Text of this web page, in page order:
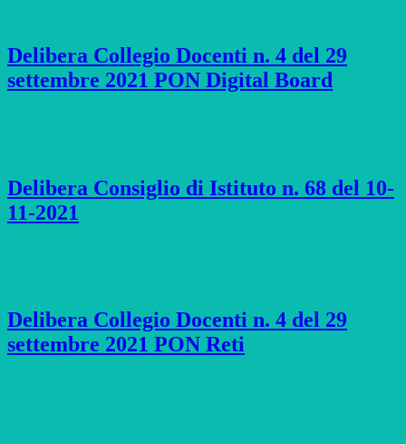
Delibera Collegio Docenti n. 4 del 29
settembre 2021 PON Digital Board
Delibera Consiglio di Istituto n. 68 del 10-
11-2021
Delibera Collegio Docenti n. 4 del 29
settembre 2021 PON Reti